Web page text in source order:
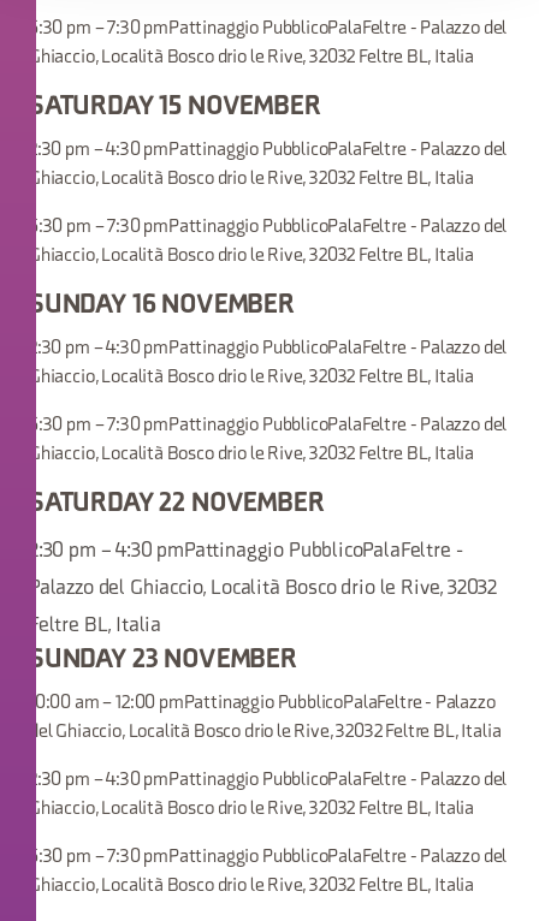
5:30 pm – 7:30 pmPattinaggio PubblicoPalaFeltre - Palazzo del
Ghiaccio, Località Bosco drio le Rive, 32032 Feltre BL, Italia
SATURDAY 15 NOVEMBER
2:30 pm – 4:30 pmPattinaggio PubblicoPalaFeltre - Palazzo del
Ghiaccio, Località Bosco drio le Rive, 32032 Feltre BL, Italia
5:30 pm – 7:30 pmPattinaggio PubblicoPalaFeltre - Palazzo del
Ghiaccio, Località Bosco drio le Rive, 32032 Feltre BL, Italia
SUNDAY 16 NOVEMBER
2:30 pm – 4:30 pmPattinaggio PubblicoPalaFeltre - Palazzo del
Ghiaccio, Località Bosco drio le Rive, 32032 Feltre BL, Italia
5:30 pm – 7:30 pmPattinaggio PubblicoPalaFeltre - Palazzo del
Ghiaccio, Località Bosco drio le Rive, 32032 Feltre BL, Italia
SATURDAY 22 NOVEMBER
2:30 pm – 4:30 pmPattinaggio PubblicoPalaFeltre -
Palazzo del Ghiaccio, Località Bosco drio le Rive, 32032
Feltre BL, Italia
SUNDAY 23 NOVEMBER
10:00 am – 12:00 pmPattinaggio PubblicoPalaFeltre - Palazzo
del Ghiaccio, Località Bosco drio le Rive, 32032 Feltre BL, Italia
2:30 pm – 4:30 pmPattinaggio PubblicoPalaFeltre - Palazzo del
Ghiaccio, Località Bosco drio le Rive, 32032 Feltre BL, Italia
5:30 pm – 7:30 pmPattinaggio PubblicoPalaFeltre - Palazzo del
Ghiaccio, Località Bosco drio le Rive, 32032 Feltre BL, Italia